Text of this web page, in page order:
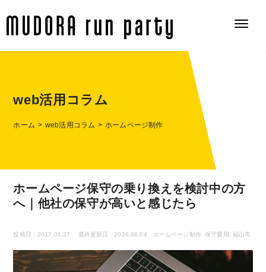
web活用コラム
ホーム web活用コラム ホームページ制作
ホームページ保守の乗り換えを検討中の方
へ｜他社の保守が高いと感じたら
投稿日：2017.01.27 最終更新日：2026.06.04 ホームページ制作,保守費用 ,福山市